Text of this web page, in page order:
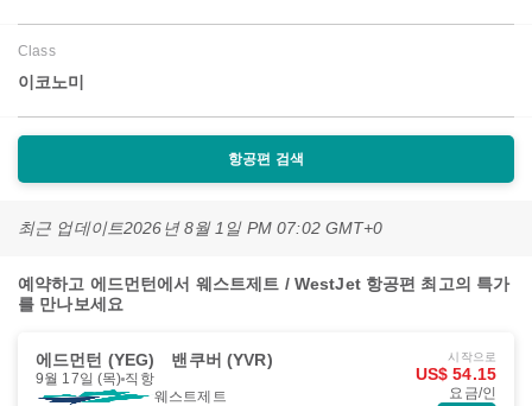
Class
이코노미
항공편 검색
최근 업데이트2026년 8월 1일 PM 07:02 GMT+0
예약하고 에드먼턴에서 웨스트제트 / WestJet 항공편 최고의 특가
를 만나보세요
에드먼턴 (YEG) 밴쿠버 (YVR)
9월 17일 (목) 직항
웨스트제트
시작으로
US$ 54.15
요금/인